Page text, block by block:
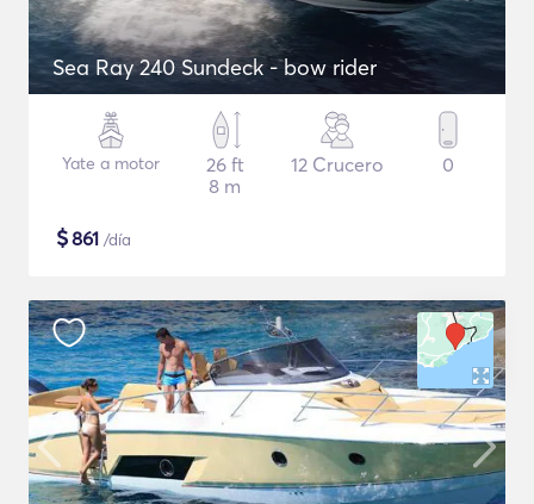
Sea Ray 240 Sundeck - bow rider
Yate a motor
26 ft
8 m
12 Crucero 0
$861 /día